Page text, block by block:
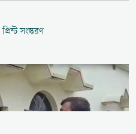
প্রিন্ট সংস্করণ